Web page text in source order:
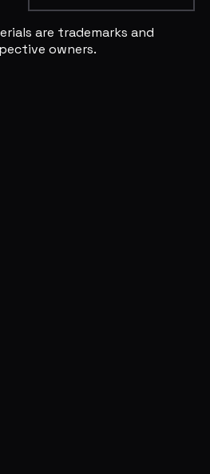
are trademarks and
owners.